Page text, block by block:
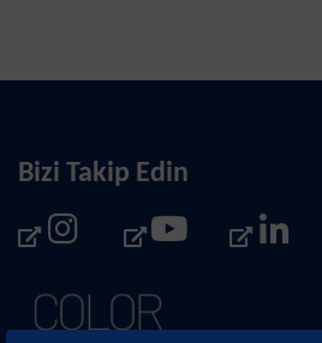
Bizi Takip Edin